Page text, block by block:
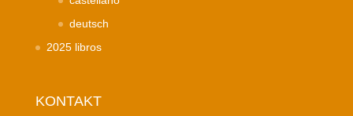
deutsch
2025 libros
KONTAKT